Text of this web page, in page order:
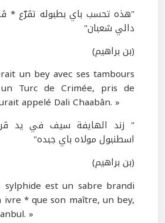
"هذه تحسب باي بطبوله تڤرّع *
دالي شعبان"
(بن براهيم)
un bey avec ses tambours
Turc de Crimée, pris de
appelé Dali Chaabân. »
" زند الهايفة سيف في يد
اسطنبول مولاه باي جبده"
(بن براهيم)
est un sabre brandi
* que son maître, un bey,
»